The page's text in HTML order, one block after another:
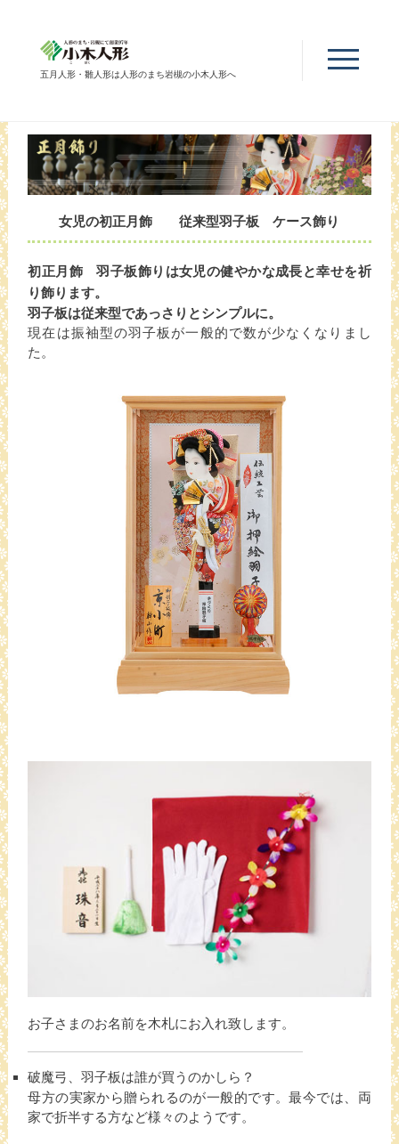
五月人形・雛人形は人形のまち岩槻の小木人形へ
女児の初正月飾 従来型羽子板 ケース飾り
初正月飾 羽子板飾りは女児の健やかな成長と幸せを祈
り飾ります。
羽子板は従来型であっさりとシンプルに。
現在は振袖型の羽子板が一般的で数が少なくなりまし
た。
お子さまのお名前を木札にお入れ致します。
破魔弓、羽子板は誰が買うのかしら？
母方の実家から贈られるのが一般的です。最今では、両
家で折半する方など様々のようです。